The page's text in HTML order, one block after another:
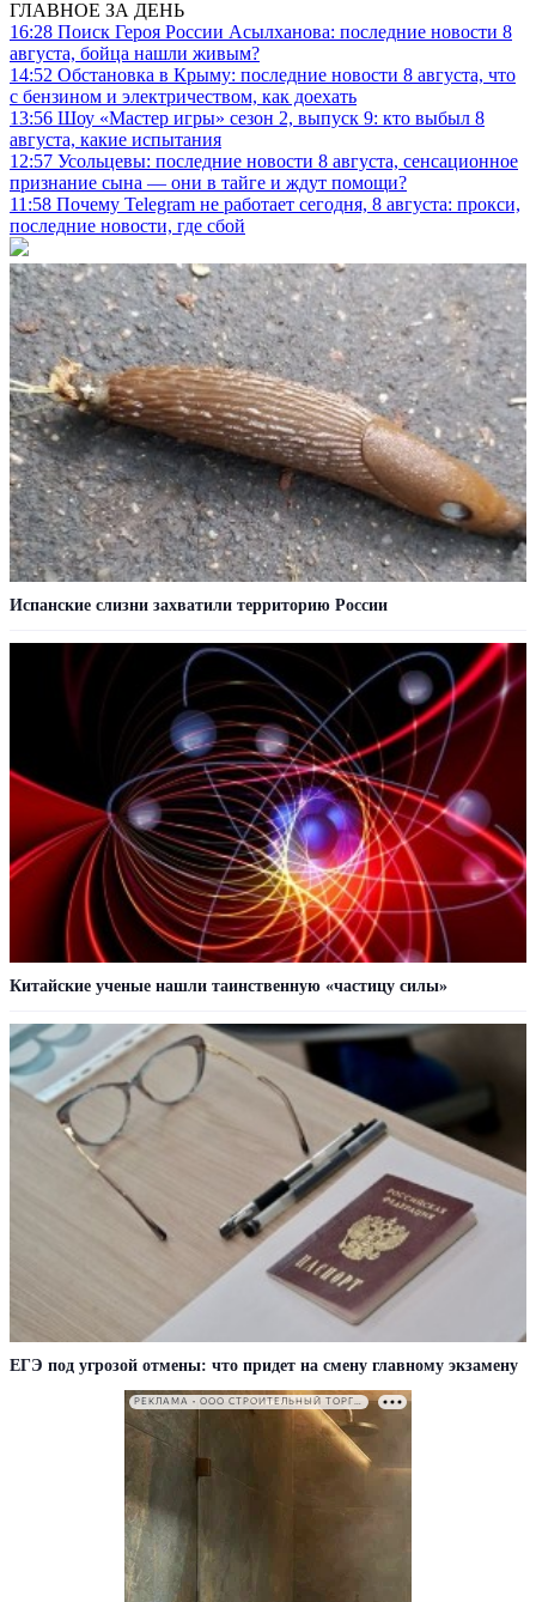
ГЛАВНОЕ ЗА ДЕНЬ
16:28 Поиск Героя России Асылханова: последние новости 8
августа, бойца нашли живым?
14:52 Обстановка в Крыму: последние новости 8 августа, что
с бензином и электричеством, как доехать
13:56 Шоу «Мастер игры» сезон 2, выпуск 9: кто выбыл 8
августа, какие испытания
12:57 Усольцевы: последние новости 8 августа, сенсационное
признание сына — они в тайге и ждут помощи?
11:58 Почему Telegram не работает сегодня, 8 августа: прокси,
последние новости, где сбой
Испанские слизни захватили территорию России
Китайские ученые нашли таинственную «частицу силы»
ЕГЭ под угрозой отмены: что придет на смену главному экзамену
РЕКЛАМА • ООО СТРОИТЕЛЬНЫЙ ТОРГОВЫЙ ДОМ «ПЕТРОВИЧ». ИНН: 7802348846